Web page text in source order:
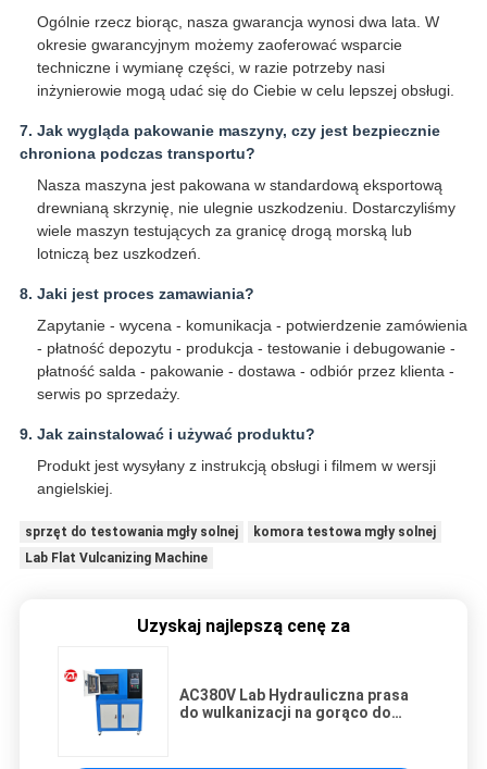
Ogólnie rzecz biorąc, nasza gwarancja wynosi dwa lata. W
okresie gwarancyjnym możemy zaoferować wsparcie
techniczne i wymianę części, w razie potrzeby nasi
inżynierowie mogą udać się do Ciebie w celu lepszej obsługi.
7. Jak wygląda pakowanie maszyny, czy jest bezpiecznie
chroniona podczas transportu?
Nasza maszyna jest pakowana w standardową eksportową
drewnianą skrzynię, nie ulegnie uszkodzeniu. Dostarczyliśmy
wiele maszyn testujących za granicę drogą morską lub
lotniczą bez uszkodzeń.
8. Jaki jest proces zamawiania?
Zapytanie - wycena - komunikacja - potwierdzenie zamówienia
- płatność depozytu - produkcja - testowanie i debugowanie -
płatność salda - pakowanie - dostawa - odbiór przez klienta -
serwis po sprzedaży.
9. Jak zainstalować i używać produktu?
Produkt jest wysyłany z instrukcją obsługi i filmem w wersji
angielskiej.
sprzęt do testowania mgły solnej
komora testowa mgły solnej
Lab Flat Vulcanizing Machine
Uzyskaj najlepszą cenę za
AC380V Lab Hydrauliczna prasa
do wulkanizacji na gorąco do